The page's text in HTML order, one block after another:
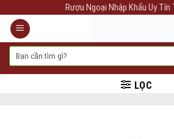
content
Rượu Ngoại Nhập Khẩu Uy Tín
kiếm:
LỌC